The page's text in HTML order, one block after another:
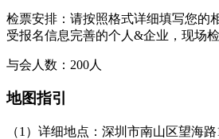
检票安排：请按照格式详细填写您的
受报名信息完善的个人&企业，现场
与会人数：200人
地图指引
（1）详细地点：深圳市南山区望海路